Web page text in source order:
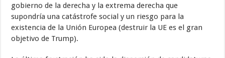
gobierno de la derecha y la extrema derecha que
supondría una catástrofe social y un riesgo para la
existencia de la Unión Europea (destruir la UE es el gran
objetivo de Trump).